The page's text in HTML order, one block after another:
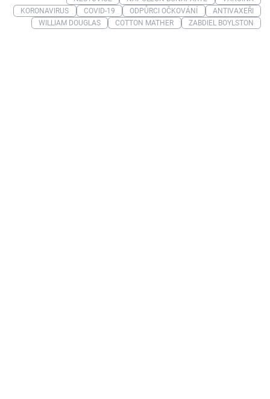
KORONAVIRUS
COVID-19 ODPŮRCI OČKOVÁNÍ
ANTIVAXEŘI
WILLIAM DOUGLAS
COTTON MATHER ZABDIEL BOYLSTON